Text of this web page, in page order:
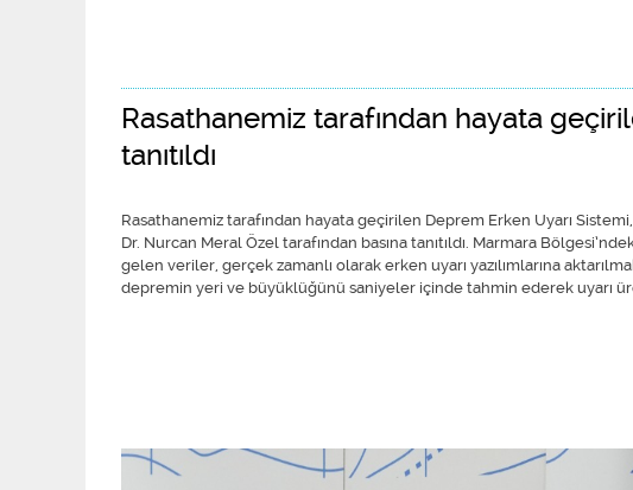
Rasathanemiz tarafından hayata
tanıtıldı
Rasathanemiz tarafından hayata geçirilen Deprem Erken Uyarı
Dr. Nurcan Meral Özel tarafından basına tanıtıldı. Marmara
gelen veriler, gerçek zamanlı olarak erken uyarı yazılımlarına
depremin yeri ve büyüklüğünü saniyeler içinde tahmin ederek uyarı